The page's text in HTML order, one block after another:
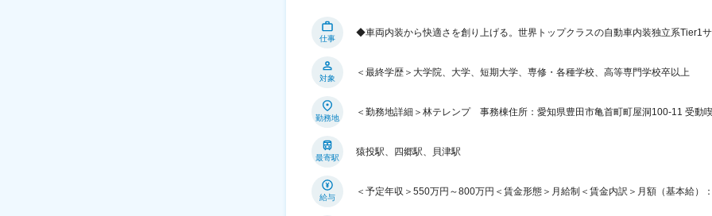
仕事
◆車両内装から快適さを創り上げる。世界トップクラスの自動車内装独立系
対象
＜最終学歴＞大学院、大学、短期大学、専修・各種学校、高等専門学校卒以上
勤務地
＜勤務地詳細＞林テレンプ 事務棟住所：愛知県豊田市亀首町町屋洞100-11 受動
最寄駅
猿投駅、四郷駅、貝津駅
給与
＜予定年収＞550万円～800万円＜賃金形態＞月給制＜賃金内訳＞月額（基本給）